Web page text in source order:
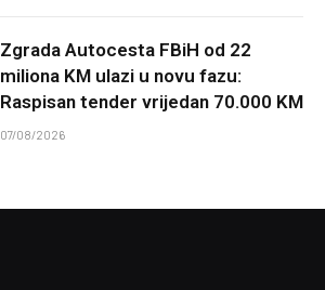
Zgrada Autocesta FBiH od 22
miliona KM ulazi u novu fazu:
Raspisan tender vrijedan 70.000 KM
07/08/2026